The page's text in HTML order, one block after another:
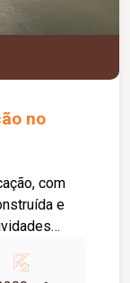
no
com
e